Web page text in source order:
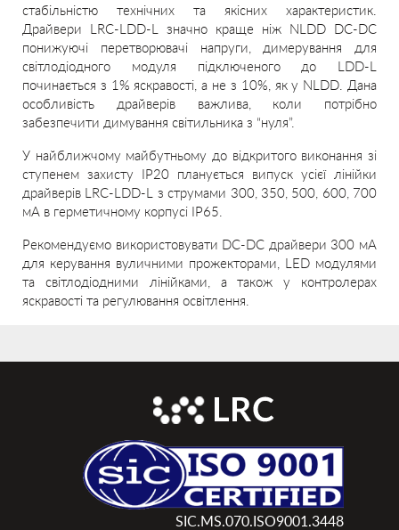
стабільністю технічних та якісних характеристик.
Драйвери LRC-LDD-L значно краще ніж NLDD DC-DC
понижуючі перетворювачі напруги, димерування для
світлодіодного модуля підключеного до LDD-L
починається з 1% яскравості, а не з 10%, як у NLDD. Дана
особливість драйверів важлива, коли потрібно
забезпечити димування світильника з “нуля”.
У найближчому майбутньому до відкритого виконання зі
ступенем захисту IP20 планується випуск усієї лінійки
драйверів LRC-LDD-L з струмами 300, 350, 500, 600, 700
мА в герметичному корпусі IP65.
Рекомендуємо використовувати DC-DC драйвери 300 мА
для керування вуличними прожекторами, LED модулями
та світлодіодними лінійками, а також у контролерах
яскравості та регулювання освітлення.
SIC.MS.070.ISO9001.3448